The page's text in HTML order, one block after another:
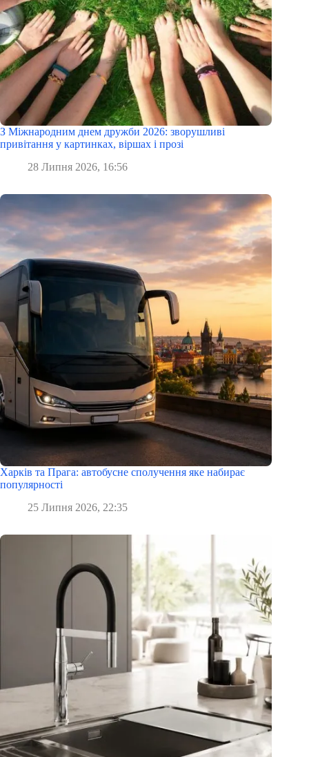
З Міжнародним днем дружби 2026: зворушливі
привітання у картинках, віршах і прозі
28 Липня 2026, 16:56
Харків та Прага: автобусне сполучення яке набирає
популярності
25 Липня 2026, 22:35